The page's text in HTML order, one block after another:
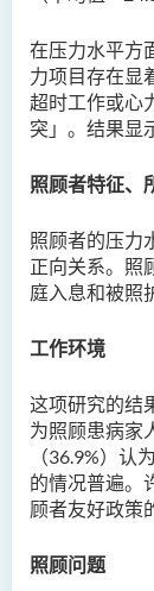
在压力水平方
力项目存在显
超时工作或心
突 」。 结果显
照顾者特征、
照顾者的压力
正向关系。照
庭入息和被照
工作环境
这项研究的结
为照顾患病家
（36.9%） 认
的情况普遍。
顾者友好政策
照顾问题